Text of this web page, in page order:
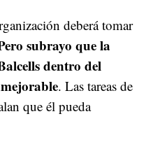
deberá tomar
subrayo que la
dentro del
. Las tareas de
que él pueda